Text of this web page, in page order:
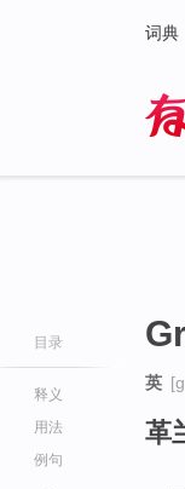
词典
目录
释义
用法
例句
英
革